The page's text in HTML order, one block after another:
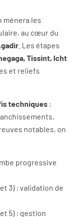
mènera les
au cœur du
. Les étapes
Tissint, Icht
et reliefs
techniques :
notables, on
progressive
3) : validation de
5) : gestion